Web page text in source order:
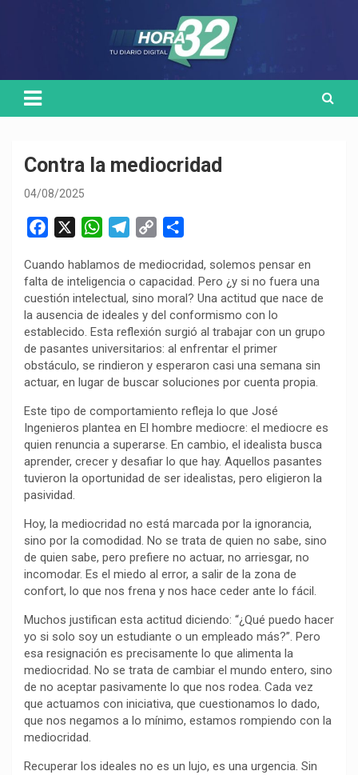
Contra la mediocridad
04/08/2025
c
e
b
o
o
k
W
a
t
s
A
p
p
l
e
g
r
a
m
p
y
L
i
n
k
m
p
a
r
t
i
Cuando hablamos de mediocridad, solemos pensar en
falta de inteligencia o capacidad. Pero ¿y si no fuera una
cuestión intelectual, sino moral? Una actitud que nace de
la ausencia de ideales y del conformismo con lo
establecido. Esta reflexión surgió al trabajar con un grupo
de pasantes universitarios: al enfrentar el primer
obstáculo, se rindieron y esperaron casi una semana sin
actuar, en lugar de buscar soluciones por cuenta propia.
Este tipo de comportamiento refleja lo que José
Ingenieros plantea en El hombre mediocre: el mediocre es
quien renuncia a superarse. En cambio, el idealista busca
aprender, crecer y desafiar lo que hay. Aquellos pasantes
tuvieron la oportunidad de ser idealistas, pero eligieron la
pasividad.
Hoy, la mediocridad no está marcada por la ignorancia,
sino por la comodidad. No se trata de quien no sabe, sino
de quien sabe, pero prefiere no actuar, no arriesgar, no
incomodar. Es el miedo al error, a salir de la zona de
confort, lo que nos frena y nos hace ceder ante lo fácil.
Muchos justifican esta actitud diciendo: “¿Qué puedo hacer
yo si solo soy un estudiante o un empleado más?”. Pero
esa resignación es precisamente lo que alimenta la
mediocridad. No se trata de cambiar el mundo entero, sino
de no aceptar pasivamente lo que nos rodea. Cada vez
que actuamos con iniciativa, que cuestionamos lo dado,
que nos negamos a lo mínimo, estamos rompiendo con la
mediocridad.
Recuperar los ideales no es un lujo, es una urgencia. Sin